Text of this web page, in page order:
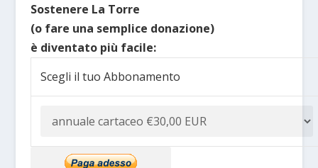
Sostenere La Torre
(o fare una semplice donazione)
è diventato più facile:
Scegli il tuo Abbonamento